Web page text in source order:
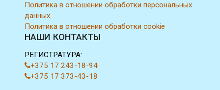
Политика в отношении обработки персональных
данных
Политика в отношении обработки cookie
НАШИ КОНТАКТЫ
РЕГИСТРАТУРА:
+375 17 243-18-94
+375 17 373-43-18